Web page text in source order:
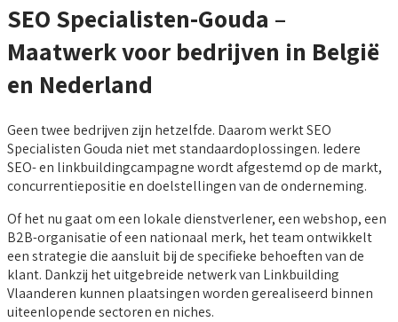
SEO Specialisten-Gouda –
Maatwerk voor bedrijven in België
en Nederland
Geen twee bedrijven zijn hetzelfde. Daarom werkt SEO
Specialisten Gouda niet met standaardoplossingen. Iedere
SEO- en linkbuildingcampagne wordt afgestemd op de markt,
concurrentiepositie en doelstellingen van de onderneming.
Of het nu gaat om een lokale dienstverlener, een webshop, een
B2B-organisatie of een nationaal merk, het team ontwikkelt
een strategie die aansluit bij de specifieke behoeften van de
klant. Dankzij het uitgebreide netwerk van Linkbuilding
Vlaanderen kunnen plaatsingen worden gerealiseerd binnen
uiteenlopende sectoren en niches.